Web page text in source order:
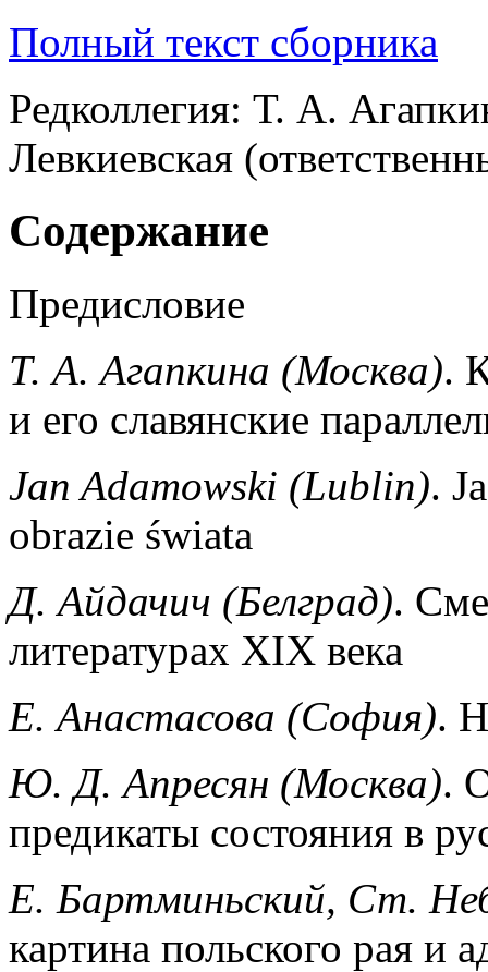
Полный текст сборника
Редколлегия: Т. А.
Левкиевская
Содержание
Предисловие
Т. А. Агапкина (Москва).
и его славянские
Jan Adamowski (Lublin).
obrazie świata
Д. Айдачич (Белград).
литературах XIX века
Е. Анастасова (София).
Ю. Д. Апресян (Москва).
предикаты состояния в
Е. Бартминьский, Ст.
картина польского рая и